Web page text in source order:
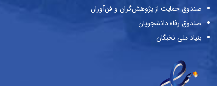
صندوق حمایت از پژوهش‌گران و فن‌آوران
صندوق رفاه دانشجویان
بنیاد ملی نخبگان